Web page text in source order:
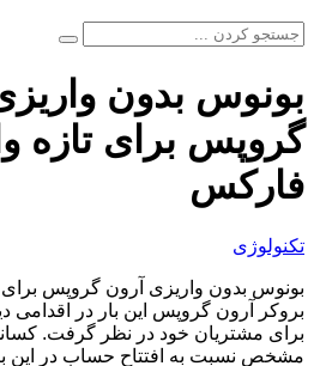
بونوس بدون
گروپس برای تازه
فارکس
تکنولوژی
بونوس بدون واریزی آرون گروپس
بروکر آرون گروپس این بار در اقدامی
برای مشتریان خود در نظر گرفت.